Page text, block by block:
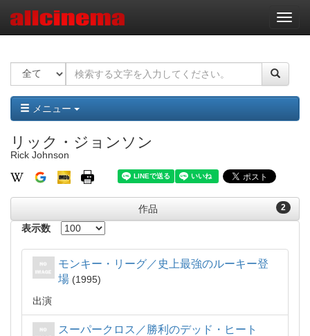
ナ
ビ
ー
ョ
ン
メニュー
リック・ジョンソン
Rick Johnson
2
作品
表示数
モンキー・リーグ／史上最強のルーキー登
場
1995
出演
スーパークロス／勝利のデッド・ヒート